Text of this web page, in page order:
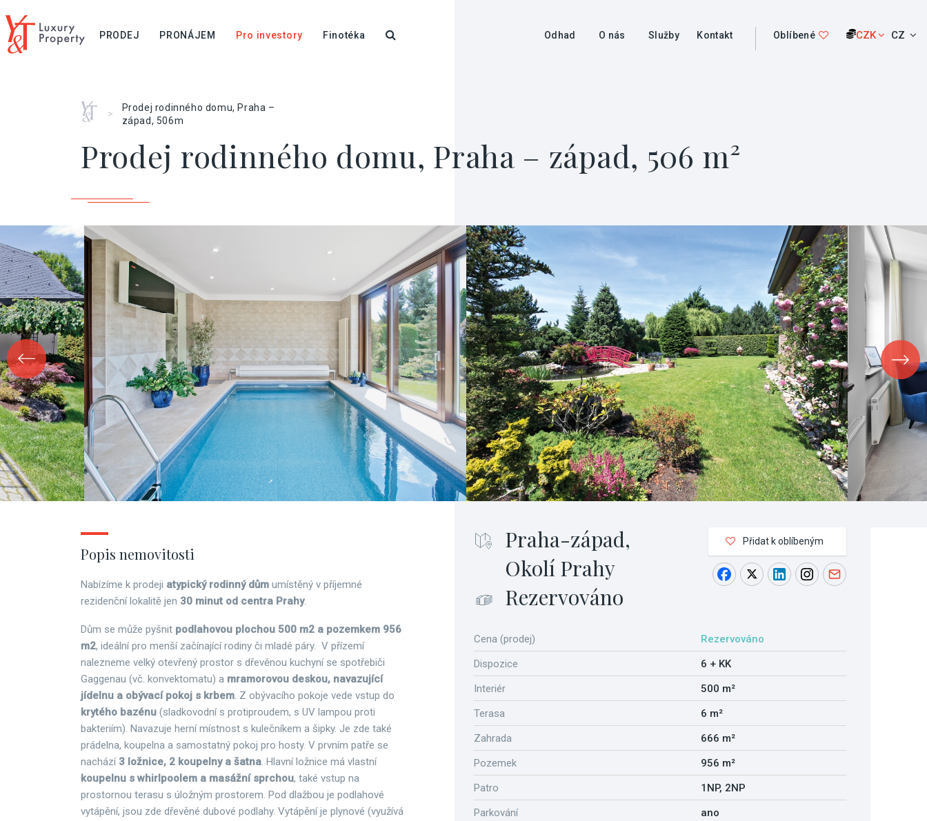
PRODEJ PRONÁJEM Pro investory Finotéka Odhad O nás Služby Kontakt Oblíbené CZK CZ
Home
>
Prodej rodinného domu, Praha –
západ, 506m
Prodej rodinného domu, Praha – západ, 506 m²
Praha-západ,
Okolí Prahy
Rezervováno
Přidat k oblíbeným
Cena (prodej)
Rezervováno
Dispozice
6 + KK
Interiér
500 m²
Terasa
6 m²
Zahrada
666 m²
Pozemek
956 m²
Patro
1NP, 2NP
Parkování
ano
Popis nemovitosti
Nabízíme k prodeji atypický rodinný dům umístěný v příjemné
rezidenční lokalitě jen 30 minut od centra Prahy.
Dům se může pyšnit podlahovou plochou 500 m2 a pozemkem 956
m2, ideální pro menší začínající rodiny či mladé páry. V přízemí
nalezneme velký otevřený prostor s dřevěnou kuchyní se spotřebiči
Gaggenau (vč. konvektomatu) a mramorovou deskou, navazující
jídelnu a obývací pokoj s krbem. Z obývacího pokoje vede vstup do
krytého bazénu (sladkovodní s protiproudem, s UV lampou proti
bakteriím). Navazuje herní místnost s kulečníkem a šipky. Je zde také
prádelna, koupelna a samostatný pokoj pro hosty. V prvním patře se
nachází 3 ložnice, 2 koupelny a šatna. Hlavní ložnice má vlastní
koupelnu s whirlpoolem a masážní sprchou, také vstup na
prostornou terasu s úložným prostorem. Pod dlažbou je podlahové
vytápění, jsou zde dřevěné dubové podlahy. Vytápění je plynové (využívá